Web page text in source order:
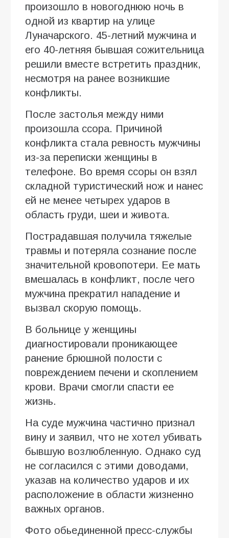
произошло в новогоднюю ночь в
одной из квартир на улице
Луначарского. 45-летний мужчина и
его 40-летняя бывшая сожительница
решили вместе встретить праздник,
несмотря на ранее возникшие
конфликты.
После застолья между ними
произошла ссора. Причиной
конфликта стала ревность мужчины
из-за переписки женщины в
телефоне. Во время ссоры он взял
складной туристический нож и нанес
ей не менее четырех ударов в
область груди, шеи и живота.
Пострадавшая получила тяжелые
травмы и потеряла сознание после
значительной кровопотери. Ее мать
вмешалась в конфликт, после чего
мужчина прекратил нападение и
вызвал скорую помощь.
В больнице у женщины
диагностировали проникающее
ранение брюшной полости с
повреждением печени и скоплением
крови. Врачи смогли спасти ее
жизнь.
На суде мужчина частично признал
вину и заявил, что не хотел убивать
бывшую возлюбленную. Однако суд
не согласился с этими доводами,
указав на количество ударов и их
расположение в области жизненно
важных органов.
Фото обьединенной пресс-службы